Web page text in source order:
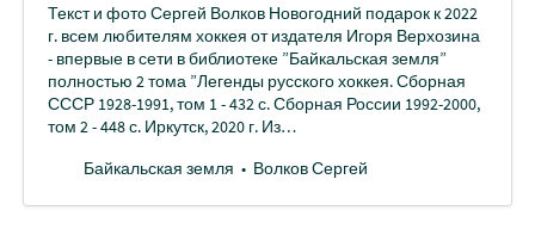
Текст и фото Сергей Волков Новогодний подарок к 2022
г. всем любителям хоккея от издателя Игоря Верхозина
- впервые в сети в библиотеке ”Байкальская земля”
полностью 2 тома ”Легенды русского хоккея. Сборная
СССР 1928-1991, том 1 - 432 с. Сборная России 1992-2000,
том 2 - 448 с. Иркутск, 2020 г. Из…
Байкальская земля
Волков Сергей